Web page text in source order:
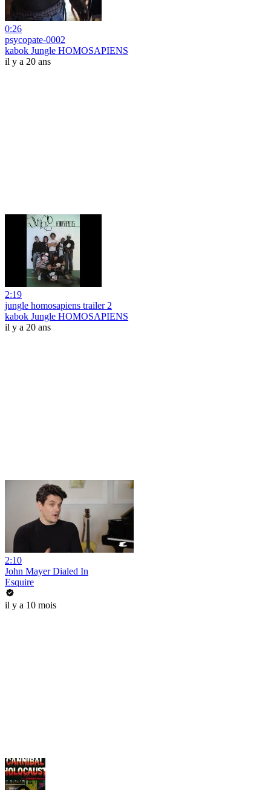
0:26
psycopate-0002
kabok Jungle HOMOSAPIENS
il y a 20 ans
2:19
jungle homosapiens trailer 2
kabok Jungle HOMOSAPIENS
il y a 20 ans
2:10
John Mayer Dialed In
Esquire
il y a 10 mois